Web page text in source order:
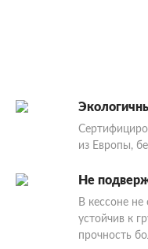
из Европы,
Не
В кессоне не
устойчив к
прочность